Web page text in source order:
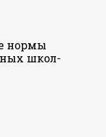
нормы
школ-